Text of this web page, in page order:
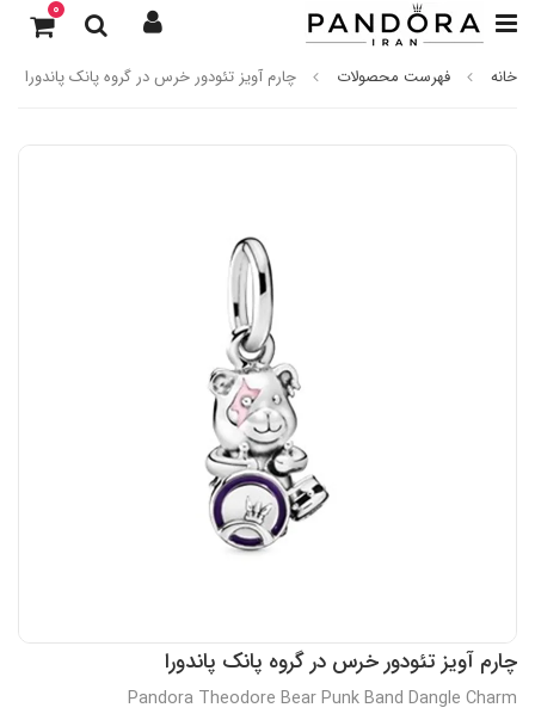
0
خانه فهرست محصولات چارم آویز تئودور خرس در گروه پانک پاندورا
چارم آویز تئودور خرس در گروه پانک پاندورا
Pandora Theodore Bear Punk Band Dangle Charm